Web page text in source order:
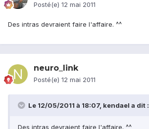
Posté(e) 12 mai 2011
Des intras devraient faire l'affaire. ^^
neuro_link
Posté(e) 12 mai 2011
Le 12/05/2011 à 18:07, kendael a dit :
Des intras devraient faire l'affaire. ^^